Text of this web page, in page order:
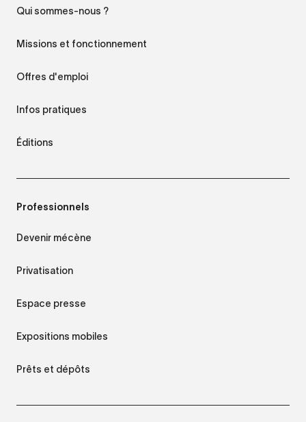
Qui sommes-nous ?
Missions et fonctionnement
Offres d'emploi
Infos pratiques
Éditions
Professionnels
Devenir mécène
Privatisation
Espace presse
Expositions mobiles
Prêts et dépôts